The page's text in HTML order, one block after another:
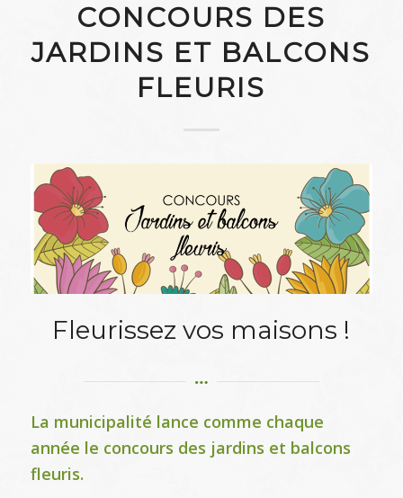
CONCOURS DES
JARDINS ET BALCONS
FLEURIS
Fleurissez vos maisons !
La municipalité lance comme chaque
année le concours des jardins et balcons
fleuris.